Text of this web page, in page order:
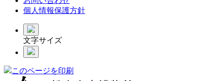
個人情報保護方針
文字サイズ
このページを印刷